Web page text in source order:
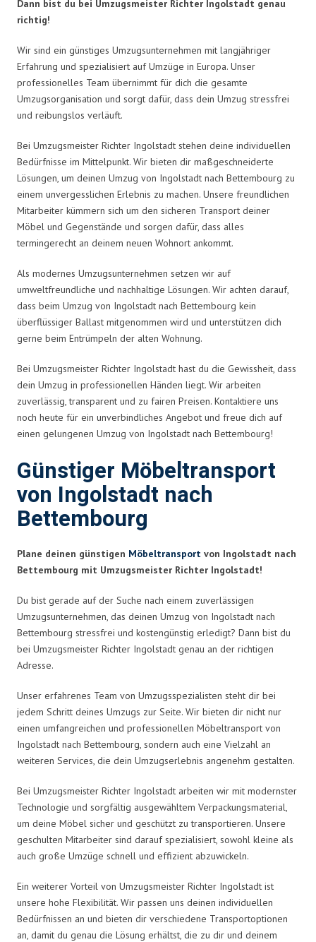
Dann bist du bei Umzugsmeister Richter Ingolstadt genau
richtig!
Wir sind ein günstiges Umzugsunternehmen mit langjähriger
Erfahrung und spezialisiert auf Umzüge in Europa. Unser
professionelles Team übernimmt für dich die gesamte
Umzugsorganisation und sorgt dafür, dass dein Umzug stressfrei
und reibungslos verläuft.
Bei Umzugsmeister Richter Ingolstadt stehen deine individuellen
Bedürfnisse im Mittelpunkt. Wir bieten dir maßgeschneiderte
Lösungen, um deinen Umzug von Ingolstadt nach Bettembourg zu
einem unvergesslichen Erlebnis zu machen. Unsere freundlichen
Mitarbeiter kümmern sich um den sicheren Transport deiner
Möbel und Gegenstände und sorgen dafür, dass alles
termingerecht an deinem neuen Wohnort ankommt.
Als modernes Umzugsunternehmen setzen wir auf
umweltfreundliche und nachhaltige Lösungen. Wir achten darauf,
dass beim Umzug von Ingolstadt nach Bettembourg kein
überflüssiger Ballast mitgenommen wird und unterstützen dich
gerne beim Entrümpeln der alten Wohnung.
Bei Umzugsmeister Richter Ingolstadt hast du die Gewissheit, dass
dein Umzug in professionellen Händen liegt. Wir arbeiten
zuverlässig, transparent und zu fairen Preisen. Kontaktiere uns
noch heute für ein unverbindliches Angebot und freue dich auf
einen gelungenen Umzug von Ingolstadt nach Bettembourg!
Günstiger Möbeltransport
von Ingolstadt nach
Bettembourg
Plane deinen günstigen Möbeltransport von Ingolstadt nach
Bettembourg mit Umzugsmeister Richter Ingolstadt!
Du bist gerade auf der Suche nach einem zuverlässigen
Umzugsunternehmen, das deinen Umzug von Ingolstadt nach
Bettembourg stressfrei und kostengünstig erledigt? Dann bist du
bei Umzugsmeister Richter Ingolstadt genau an der richtigen
Adresse.
Unser erfahrenes Team von Umzugsspezialisten steht dir bei
jedem Schritt deines Umzugs zur Seite. Wir bieten dir nicht nur
einen umfangreichen und professionellen Möbeltransport von
Ingolstadt nach Bettembourg, sondern auch eine Vielzahl an
weiteren Services, die dein Umzugserlebnis angenehm gestalten.
Bei Umzugsmeister Richter Ingolstadt arbeiten wir mit modernster
Technologie und sorgfältig ausgewähltem Verpackungsmaterial,
um deine Möbel sicher und geschützt zu transportieren. Unsere
geschulten Mitarbeiter sind darauf spezialisiert, sowohl kleine als
auch große Umzüge schnell und effizient abzuwickeln.
Ein weiterer Vorteil von Umzugsmeister Richter Ingolstadt ist
unsere hohe Flexibilität. Wir passen uns deinen individuellen
Bedürfnissen an und bieten dir verschiedene Transportoptionen
an, damit du genau die Lösung erhältst, die zu dir und deinem